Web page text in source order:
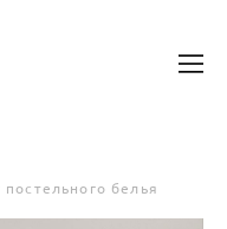
белья